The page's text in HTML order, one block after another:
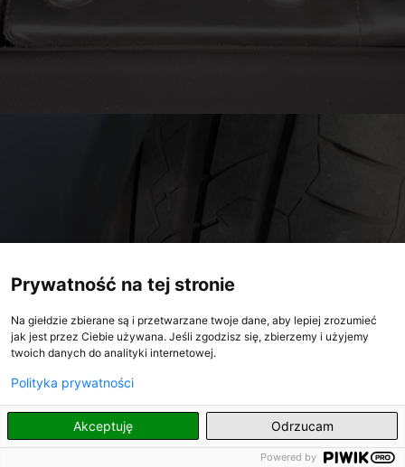
PL
Prywatność na tej stronie
Na giełdzie zbierane są i przetwarzane twoje dane, aby lepiej zrozumieć
jak jest przez Ciebie używana. Jeśli zgodzisz się, zbierzemy i użyjemy
twoich danych do analityki internetowej.
Polityka prywatności
Akceptuję Odrzucam
Powered by